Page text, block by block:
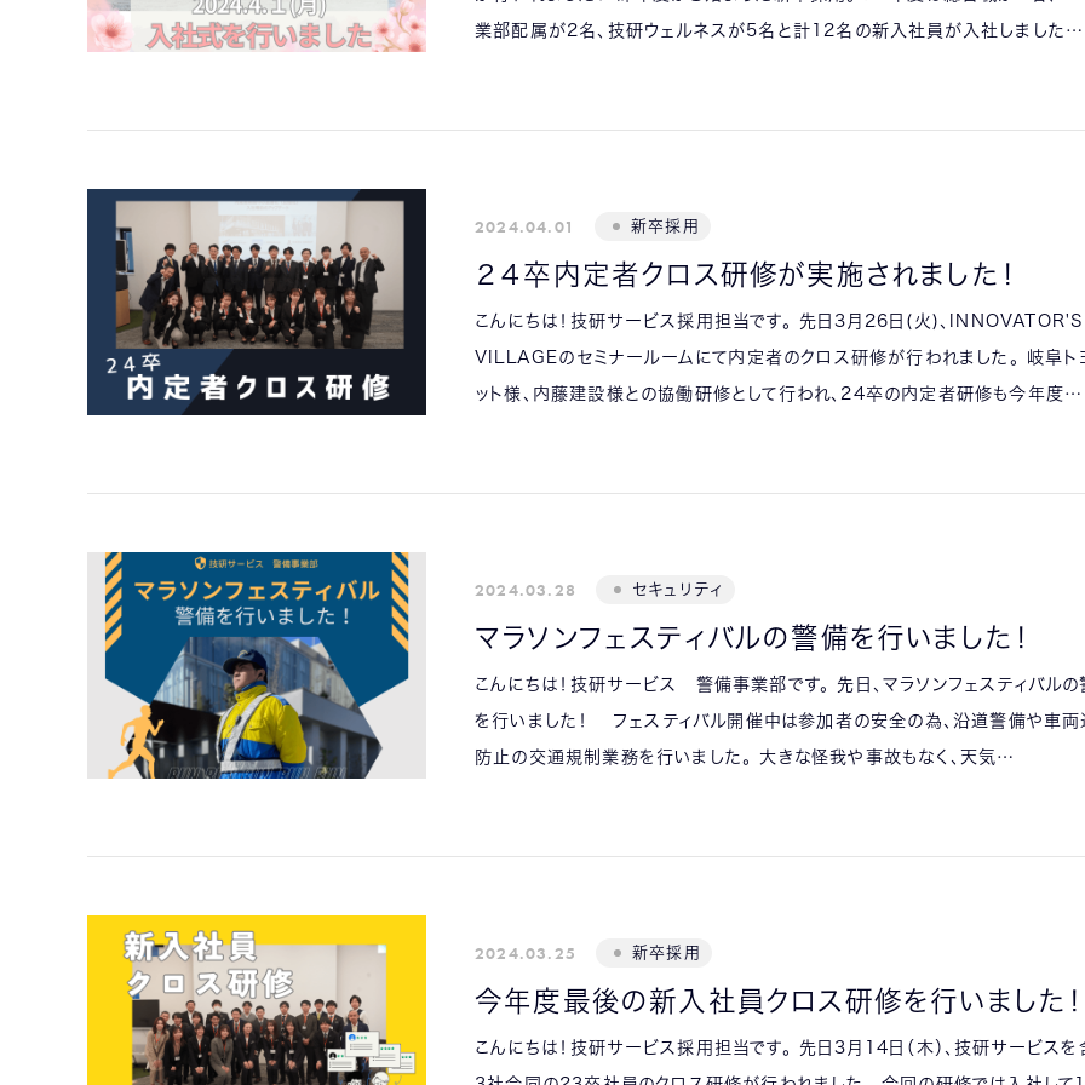
業部配属が2名、技研ウェルネスが5名と計12名の新入社員が入社しました…
2024.04.01 新卒採用
２４卒内定者クロス研修が実施されました！
こんにちは！技研サービス採用担当です。 先日3月26日(火)、INNOVATOR'S
VILLAGEのセミナールームにて内定者のクロス研修が行われました。 岐阜ト
ット様、内藤建設様との協働研修として行われ、24卒の内定者研修も今年度…
2024.03.28 セキュリティ
マラソンフェスティバルの警備を行いました！
こんにちは！技研サービス 警備事業部です。 先日、マラソンフェスティバル
を行いました！ フェスティバル開催中は参加者の安全の為、沿道警備や車
防止の交通規制業務を行いました。 大きな怪我や事故もなく、天気…
2024.03.25 新卒採用
今年度最後の新入社員クロス研修を行いました！
こんにちは！技研サービス採用担当です。 先日3月14日（木）、技研サービスを